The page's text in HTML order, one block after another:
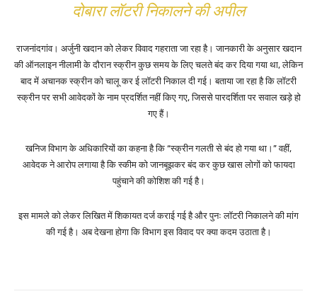
दोबारा लॉटरी निकालने की अपील
राजनांदगांव। अर्जुनी खदान को लेकर विवाद गहराता जा रहा है। जानकारी के अनुसार खदान
की ऑनलाइन नीलामी के दौरान स्क्रीन कुछ समय के लिए चलते बंद कर दिया गया था, लेकिन
बाद में अचानक स्क्रीन को चालू कर ई लॉटरी निकाल दी गई। बताया जा रहा है कि लॉटरी
स्क्रीन पर सभी आवेदकों के नाम प्रदर्शित नहीं किए गए, जिससे पारदर्शिता पर सवाल खड़े हो
गए हैं।
खनिज विभाग के अधिकारियों का कहना है कि “स्क्रीन गलती से बंद हो गया था।” वहीं,
आवेदक ने आरोप लगाया है कि स्कीम को जानबूझकर बंद कर कुछ खास लोगों को फायदा
पहुंचाने की कोशिश की गई है।
इस मामले को लेकर लिखित में शिकायत दर्ज कराई गई है और पुनः लॉटरी निकालने की मांग
की गई है। अब देखना होगा कि विभाग इस विवाद पर क्या कदम उठाता है।